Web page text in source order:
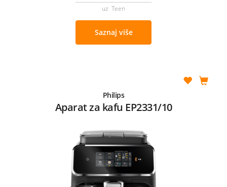
uz Teen
Saznaj više
Philips
Aparat za kafu EP2331/10